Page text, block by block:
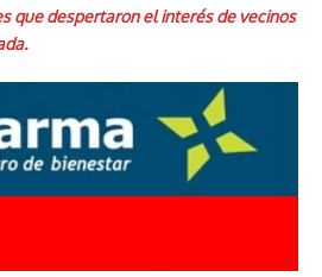
que despertaron el interés de vecinos